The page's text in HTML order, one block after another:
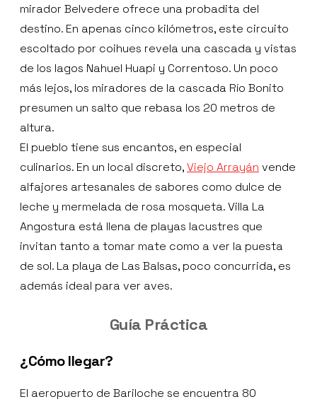
mirador Belvedere ofrece una probadita del
destino. En apenas cinco kilómetros, este circuito
escoltado por coihues revela una cascada y vistas
de los lagos Nahuel Huapi y Correntoso. Un poco
más lejos, los miradores de la cascada Río Bonito
presumen un salto que rebasa los 20 metros de
altura.
El pueblo tiene sus encantos, en especial
culinarios. En un local discreto,Viejo Arrayán vende
alfajores artesanales de sabores como dulce de
leche y mermelada de rosa mosqueta. Villa La
Angostura está llena de playas lacustres que
invitan tanto a tomar mate como a ver la puesta
de sol. La playa de Las Balsas, poco concurrida, es
además ideal para ver aves.
Guía Práctica
¿Cómo llegar?
El aeropuerto de Bariloche se encuentra 80